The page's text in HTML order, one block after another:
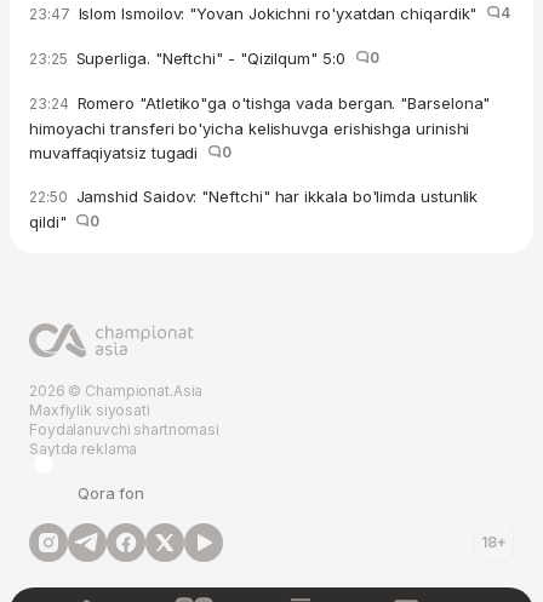
23:47 Islom Ismoilov: "Yovan Jokichni ro'yxatdan chiqardik" 4
23:25 Superliga. "Neftchi" - "Qizilqum" 5:0 0
23:24 Romero "Atletiko"ga o'tishga vada bergan. "Barselona"
himoyachi transferi bo'yicha kelishuvga erishishga urinishi
muvaffaqiyatsiz tugadi
0
22:50 Jamshid Saidov: "Neftchi" har ikkala bo'limda ustunlik
qildi"
0
2026 © Championat.Asia
Maxfiylik siyosati
Foydalanuvchi shartnomasi
Saytda reklama
Qora fon
18+